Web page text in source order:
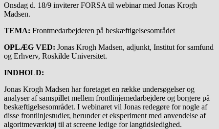
Onsdag d. 18/9 inviterer FORSA til webinar med Jonas Krogh
Madsen.
TEMA: Frontmedarbejderen på beskæftigelsesområdet
OPLÆG VED: Jonas Krogh Madsen, adjunkt, Institut for samfund
og Erhverv, Roskilde Universitet.
INDHOLD:
Jonas Krogh Madsen har foretaget en række undersøgelser og
analyser af samspillet mellem frontlinjemedarbejdere og borgere på
beskæftigelsesområdet. I webinaret vil Jonas redegøre for nogle af
disse frontlinjestudier, herunder et eksperiment med anvendelse af
algoritmeværktøj til at screene ledige for langtidsledighed.